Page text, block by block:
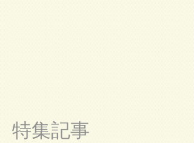
特集記事